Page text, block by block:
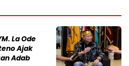
La Ode
Ajak
Adab